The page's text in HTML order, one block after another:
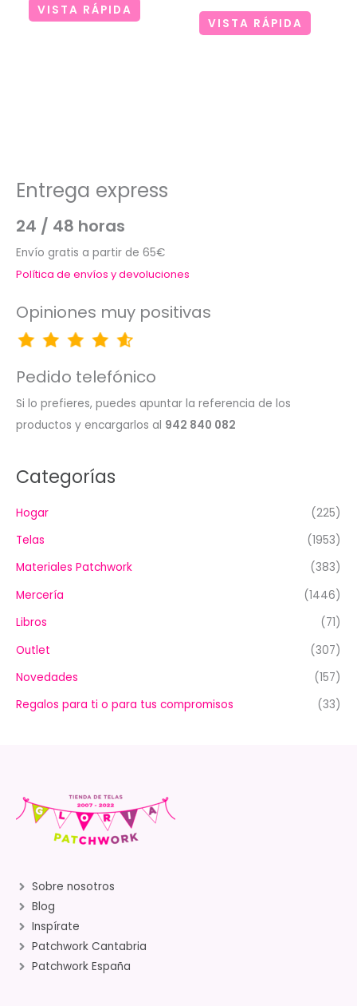
VISTA RÁPIDA
VISTA RÁPIDA
Entrega express
24 / 48 horas
Envío gratis a partir de 65€
Política de envíos y devoluciones
Opiniones muy positivas
Pedido telefónico
Si lo prefieres, puedes apuntar la referencia de los
productos y encargarlos al 942 840 082
Categorías
Hogar
(225)
Telas
(1953)
Materiales Patchwork
(383)
Mercería
(1446)
Libros
(71)
Outlet
(307)
Novedades
(157)
Regalos para ti o para tus compromisos
(33)
Sobre nosotros
Blog
Inspírate
Patchwork Cantabria
Patchwork España